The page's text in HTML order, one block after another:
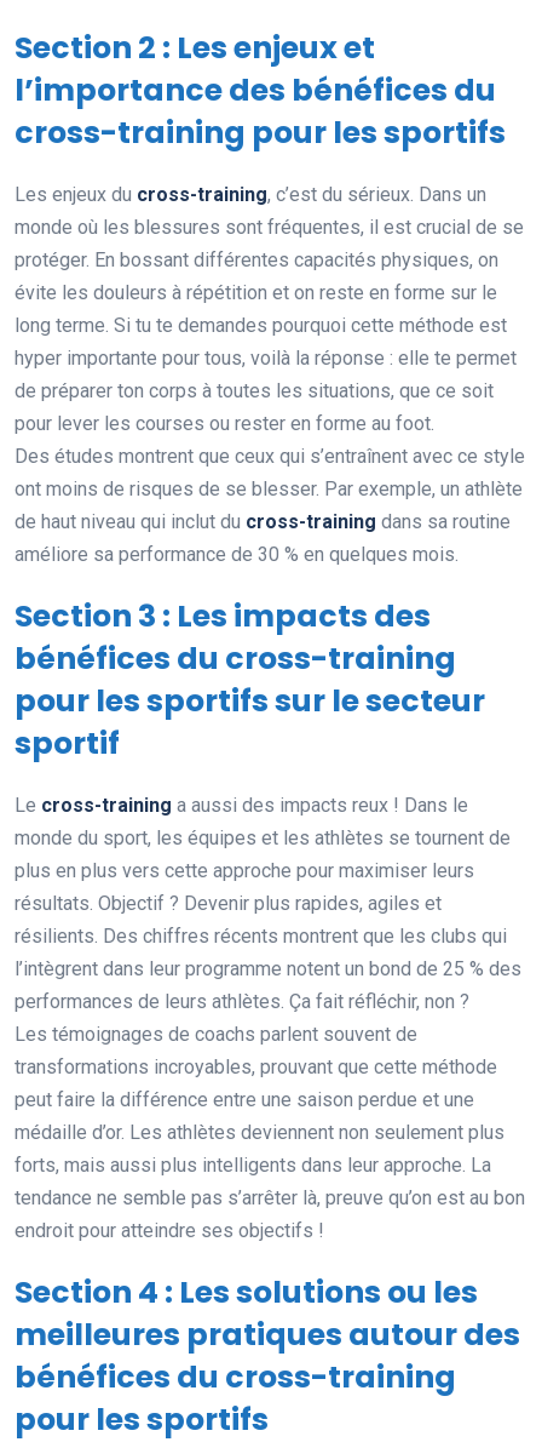
Section 2 : Les enjeux et
l’importance des bénéfices du
cross-training pour les sportifs
Les enjeux du cross-training, c’est du sérieux. Dans un
monde où les blessures sont fréquentes, il est crucial de se
protéger. En bossant différentes capacités physiques, on
évite les douleurs à répétition et on reste en forme sur le
long terme. Si tu te demandes pourquoi cette méthode est
hyper importante pour tous, voilà la réponse : elle te permet
de préparer ton corps à toutes les situations, que ce soit
pour lever les courses ou rester en forme au foot.
Des études montrent que ceux qui s’entraînent avec ce style
ont moins de risques de se blesser. Par exemple, un athlète
de haut niveau qui inclut du cross-training dans sa routine
améliore sa performance de 30 % en quelques mois.
Section 3 : Les impacts des
bénéfices du cross-training
pour les sportifs sur le secteur
sportif
Le cross-training a aussi des impacts reux ! Dans le
monde du sport, les équipes et les athlètes se tournent de
plus en plus vers cette approche pour maximiser leurs
résultats. Objectif ? Devenir plus rapides, agiles et
résilients. Des chiffres récents montrent que les clubs qui
l’intègrent dans leur programme notent un bond de 25 % des
performances de leurs athlètes. Ça fait réfléchir, non ?
Les témoignages de coachs parlent souvent de
transformations incroyables, prouvant que cette méthode
peut faire la différence entre une saison perdue et une
médaille d’or. Les athlètes deviennent non seulement plus
forts, mais aussi plus intelligents dans leur approche. La
tendance ne semble pas s’arrêter là, preuve qu’on est au bon
endroit pour atteindre ses objectifs !
Section 4 : Les solutions ou les
meilleures pratiques autour des
bénéfices du cross-training
pour les sportifs